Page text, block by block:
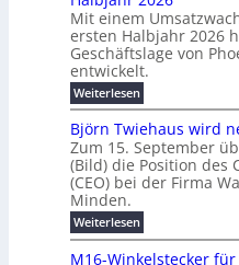
u
c
h
t
m
e
h
r
T
m
p
o
b
f
ü
r
m
o
d
e
r
n
e
E
H
-
S
i
c
h
e
r
u
n
s
l
l
i
g
u
n
g
b
e
i
m
0
2
a
c
h
d
u
r
c
f
ü
h
r
n
g
e
n
Mit einem
ersten Halbjahr 2026
Geschäftslage von
entwickelt.
Weiterlesen:
U
m
s
a
t
z
a
c
h
s
Björn Twiehaus wird
Zum 15. September
(Bild) die Position des
(CEO) bei der Firma
Minden.
Weiterlesen:
B
M16-Winkelstecker